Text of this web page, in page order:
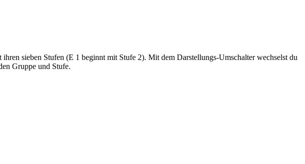
sieben Stufen (E 1 beginnt mit Stufe 2). Mit dem Darstellungs-Umschalter wechselst du
Gruppe und Stufe.